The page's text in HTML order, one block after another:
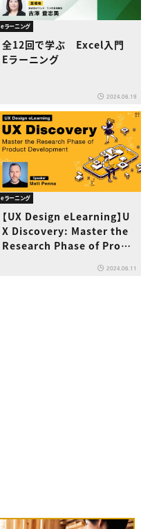
eラーニング
全12回で学ぶ Excel入門
Eラーニング
2024.06.19
eラーニング
【UX Design eLearning】U
X Discovery: Master the
Research Phase of Produ
2024.06.11